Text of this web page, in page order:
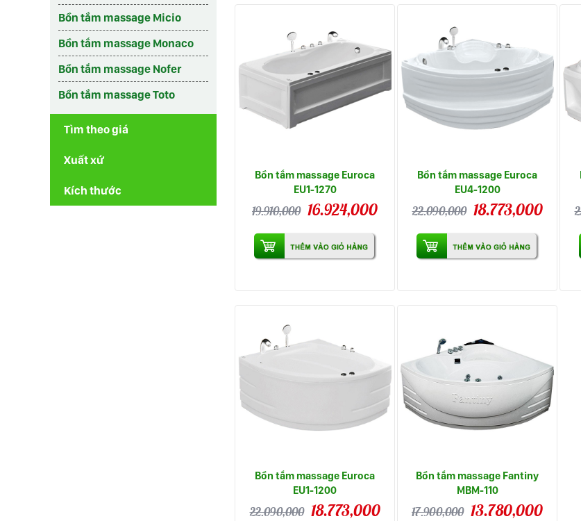
Bồn tắm massage Micio
Bồn tắm massage Monaco
Bồn tắm massage Nofer
Bồn tắm massage Toto
Tìm theo giá
Xuất xứ
Kích thước
Bồn tắm massage Euroca
EU1-1270
19.910,000 16.924,000
Bồn tắm massage Euroca
EU4-1200
22.090,000 18.773,000
Bồn tắm massage Euroca
EU1-1200
22.090,000 18.773,000
Bồn tắm massage Fantiny
MBM-110
17.900,000 13.780,000